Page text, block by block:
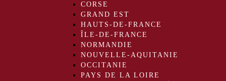
CORSE
GRAND EST
HAUTS-DE-FRANCE
ÎLE-DE-FRANCE
NORMANDIE
NOUVELLE-AQUITANIE
OCCITANIE
PAYS DE LA LOIRE